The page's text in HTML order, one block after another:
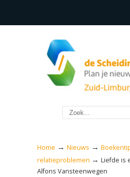
Home → Nieuws →
relatieproblemen → Liefde is
Alfons Vansteenwegen